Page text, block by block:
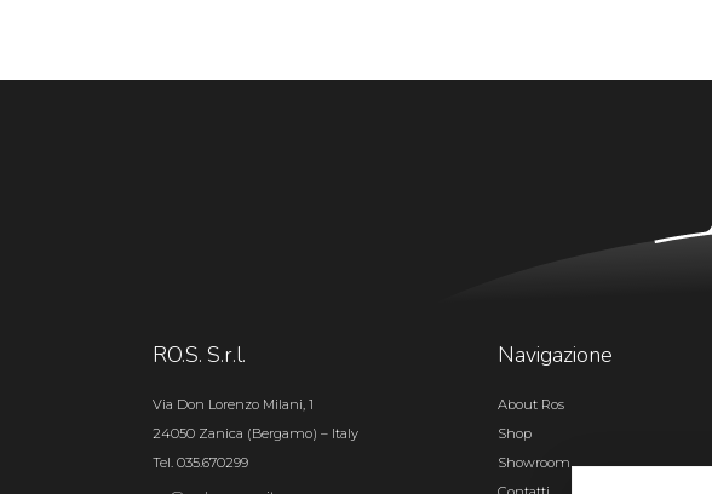
RO.S. S.r.l.
Via Don Lorenzo Milani, 1
24050 Zanica (Bergamo) – Italy
Tel. 035.670299
Navigazione
About Ros
Shop
Showroom